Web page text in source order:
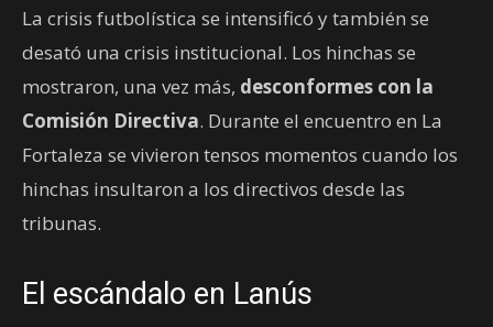
La crisis futbolística se intensificó y también se
desató una crisis institucional. Los hinchas se
mostraron, una vez más, desconformes con la
Comisión Directiva. Durante el encuentro en La
Fortaleza se vivieron tensos momentos cuando los
hinchas insultaron a los directivos desde las
tribunas.
El escándalo en Lanús